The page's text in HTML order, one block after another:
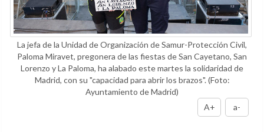
La jefa de la Unidad de Organización de Samur-Protección Civil,
Paloma Miravet, pregonera de las fiestas de San Cayetano, San
Lorenzo y La Paloma, ha alabado este martes la solidaridad de
Madrid, con su "capacidad para abrir los brazos".(Foto:
Ayuntamiento de Madrid)
A+
a-